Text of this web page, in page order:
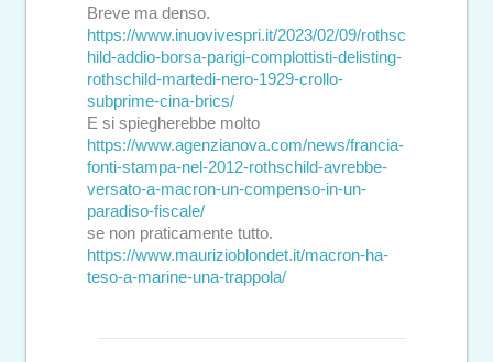
Breve ma denso.
https://www.inuovivespri.it/2023/02/09/rothsc
hild-addio-borsa-parigi-complottisti-delisting-
rothschild-martedi-nero-1929-crollo-
subprime-cina-brics/
E si spiegherebbe molto
https://www.agenzianova.com/news/francia-
fonti-stampa-nel-2012-rothschild-avrebbe-
versato-a-macron-un-compenso-in-un-
paradiso-fiscale/
se non praticamente tutto.
https://www.maurizioblondet.it/macron-ha-
teso-a-marine-una-trappola/